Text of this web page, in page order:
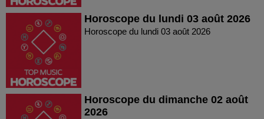
Horoscope du lundi 03 août 2026
Horoscope du lundi 03 août 2026
Horoscope du dimanche 02 août
2026